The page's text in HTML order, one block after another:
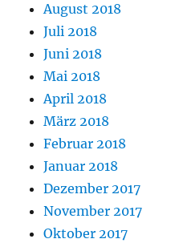
August 2018
Juli 2018
Juni 2018
Mai 2018
April 2018
März 2018
Februar 2018
Januar 2018
Dezember 2017
November 2017
Oktober 2017